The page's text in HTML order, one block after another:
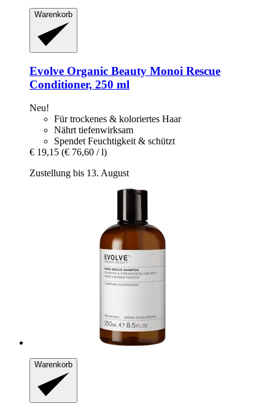
Warenkorb
Evolve Organic Beauty Monoi Rescue
Conditioner, 250 ml
Neu!
Für trockenes & koloriertes Haar
Nährt tiefenwirksam
Spendet Feuchtigkeit & schützt
€ 19,15 (€ 76,60 / l)
Zustellung bis 13. August
Warenkorb